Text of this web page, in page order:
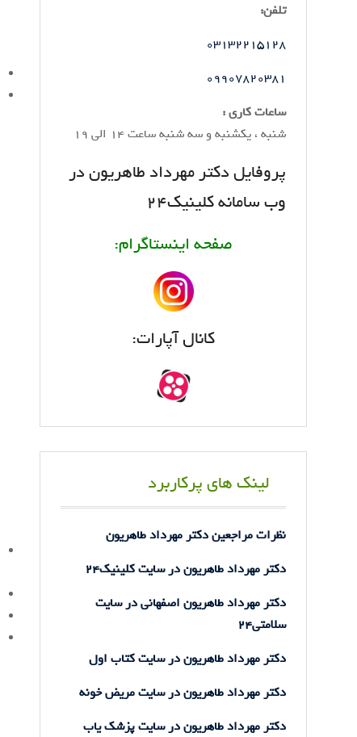
تلفن:
03132215128
09907820381
ساعات کاری :
شنبه ، یکشنبه و سه شنبه ساعت 14 الی 19
پروفایل دکتر مهرداد طاهریون در
وب سامانه کلینیک24
صفحه اینستاگرام:
کانال آپارات:
لینک های پرکاربرد
نظرات مراجعین دکتر مهرداد طاهریون
دکتر مهرداد طاهریون در سایت کلینیک24
دکتر مهرداد طاهریون اصفهانی در سایت
سلامتی24
دکتر مهرداد طاهریون در سایت کتاب اول
دکتر مهرداد طاهریون در سایت مریض خونه
دکتر مهرداد طاهریون در سایت پزشک یاب